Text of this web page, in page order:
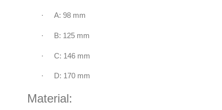
· A: 98 mm
· B: 125 mm
· C: 146 mm
· D: 170 mm
Material: